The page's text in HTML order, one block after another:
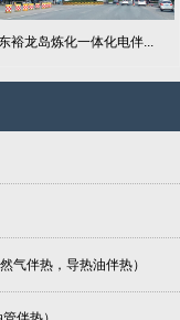
裕龙岛炼化一体化电伴...
气伴热，导热油伴热）